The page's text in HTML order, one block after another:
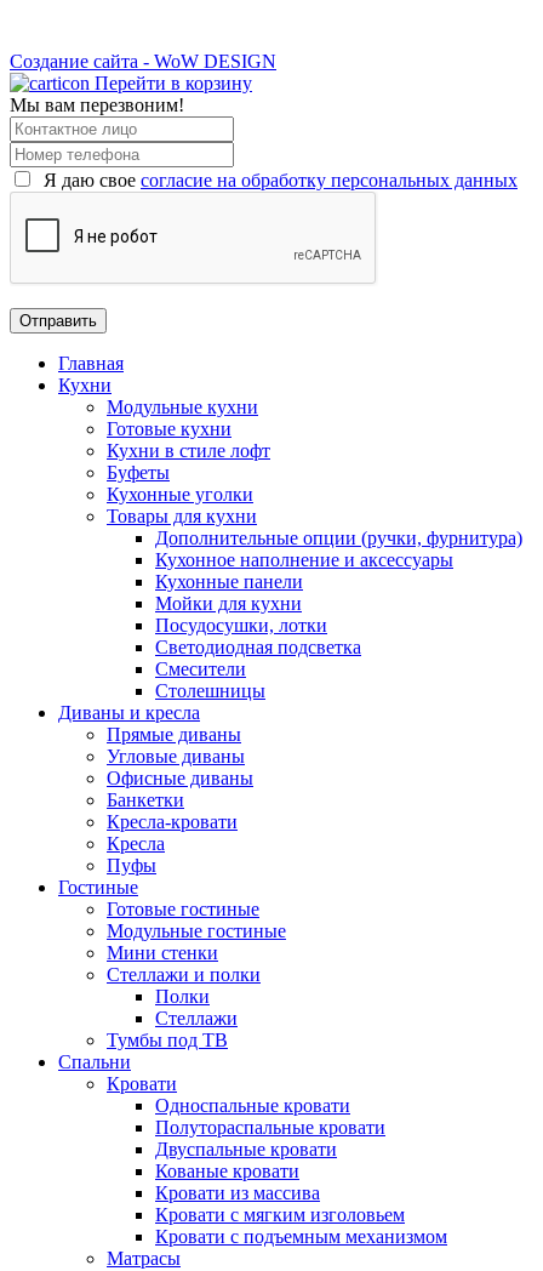
Создание сайта - WoW DESIGN
Перейти в корзину
Мы вам перезвоним!
Я даю свое согласие на обработку персональных данных
Главная
Кухни
Модульные кухни
Готовые кухни
Кухни в стиле лофт
Буфеты
Кухонные уголки
Товары для кухни
Дополнительные опции (ручки, фурнитура)
Кухонное наполнение и аксессуары
Кухонные панели
Мойки для кухни
Посудосушки, лотки
Светодиодная подсветка
Смесители
Столешницы
Диваны и кресла
Прямые диваны
Угловые диваны
Офисные диваны
Банкетки
Кресла-кровати
Кресла
Пуфы
Гостиные
Готовые гостиные
Модульные гостиные
Мини стенки
Стеллажи и полки
Полки
Стеллажи
Тумбы под ТВ
Спальни
Кровати
Односпальные кровати
Полутораспальные кровати
Двуспальные кровати
Кованые кровати
Кровати из массива
Кровати с мягким изголовьем
Кровати с подъемным механизмом
Матрасы